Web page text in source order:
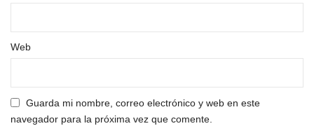
Web
Guarda mi nombre, correo electrónico y web en este
navegador para la próxima vez que comente.